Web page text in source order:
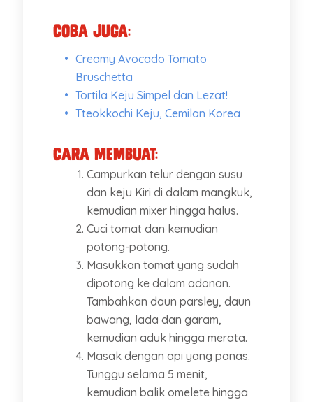
Coba Juga:
Creamy Avocado Tomato
Bruschetta
Tortila Keju Simpel dan Lezat!
Tteokkochi Keju, Cemilan Korea
Cara Membuat:
Campurkan telur dengan susu
dan keju Kiri di dalam mangkuk,
kemudian mixer hingga halus.
Cuci tomat dan kemudian
potong-potong.
Masukkan tomat yang sudah
dipotong ke dalam adonan.
Tambahkan daun parsley, daun
bawang, lada dan garam,
kemudian aduk hingga merata.
Masak dengan api yang panas.
Tunggu selama 5 menit,
kemudian balik omelete hingga